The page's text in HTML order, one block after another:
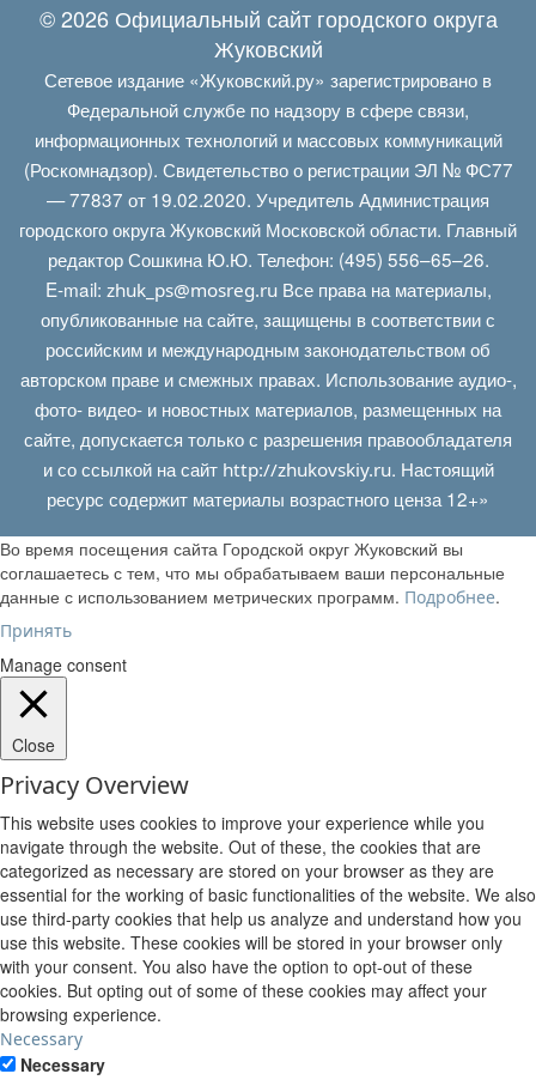
© 2026 Официальный сайт городского округа
Жуковский
Сетевое издание «Жуковский.ру» зарегистрировано в
Федеральной службе по надзору в сфере связи,
информационных технологий и массовых коммуникаций
(Роскомнадзор). Свидетельство о регистрации ЭЛ № ФС77
— 77837 от 19.02.2020. Учредитель Администрация
городского округа Жуковский Московской области. Главный
редактор Сошкина Ю.Ю. Телефон: (495) 556–65–26.
E‑mail: zhuk_ps@mosreg.ruВсе права на материалы,
опубликованные на сайте, защищены в соответствии с
российским и международным законодательством об
авторском праве и смежных правах. Использование аудио-,
фото- видео- и новостных материалов, размещенных на
сайте, допускается только с разрешения правообладателя
и со ссылкой на сайт http://zhukovskiy.ru. Настоящий
ресурс содержит материалы возрастного ценза 12+»
Во время посещения сайта Городской округ Жуковский вы
соглашаетесь с тем, что мы обрабатываем ваши персональные
данные с использованием метрических программ. Подробнее.
Принять
Manage consent
Close
Privacy Overview
This website uses cookies to improve your experience while you
navigate through the website. Out of these, the cookies that are
categorized as necessary are stored on your browser as they are
essential for the working of basic functionalities of the website. We also
use third-party cookies that help us analyze and understand how you
use this website. These cookies will be stored in your browser only
with your consent. You also have the option to opt-out of these
cookies. But opting out of some of these cookies may affect your
browsing experience.
Necessary
Necessary